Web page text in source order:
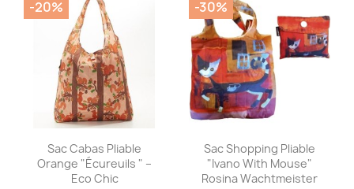
Aperçu rapide
Sac Cabas Pliable
Orange "Écureuils " –
Eco Chic
-20%
Aperçu rapide
Sac Shopping Pliable
"Ivano With Mouse"
Rosina Wachtmeister
-30%